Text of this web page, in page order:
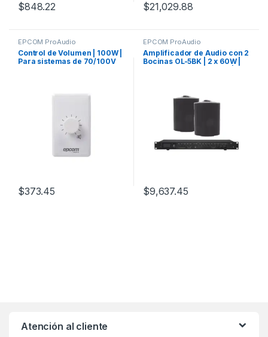
$848.22 $21,029.88
EPCOM ProAudio
Control de Volumen | 100W |
Para sistemas de 70/100V
$373.45
EPCOM ProAudio
Amplificador de Audio con 2
Bocinas OL-5BK | 2 x 60W |
Delay, Echo, Repeat
$9,637.45
Atención al cliente